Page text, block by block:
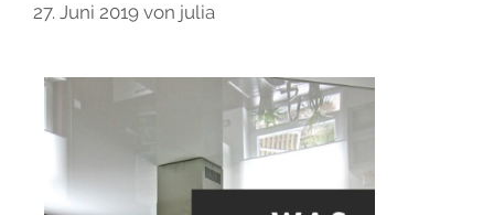
27. Juni 2019 von julia